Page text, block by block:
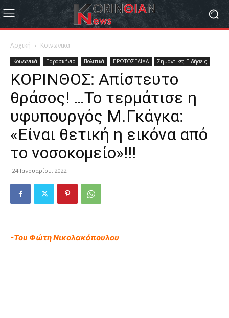
Αρχική Κοινωνικά
Κοινωνικά Παρασκήνιο Πολιτικά ΠΡΩΤΟΣΕΛΙΔΑ Σημαντικές Ειδήσεις
ΚΟΡΙΝΘΟΣ: Απίστευτο
θράσος! …Το τερμάτισε η
υφυπουργός Μ.Γκάγκα:
«Είναι θετική η εικόνα από
το νοσοκομείο»!!!
24 Ιανουαρίου, 2022
-Του Φώτη Νικολακόπουλου